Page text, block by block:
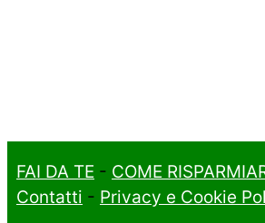
FAI DA TE - COME
Contatti - Privacy e Cookie